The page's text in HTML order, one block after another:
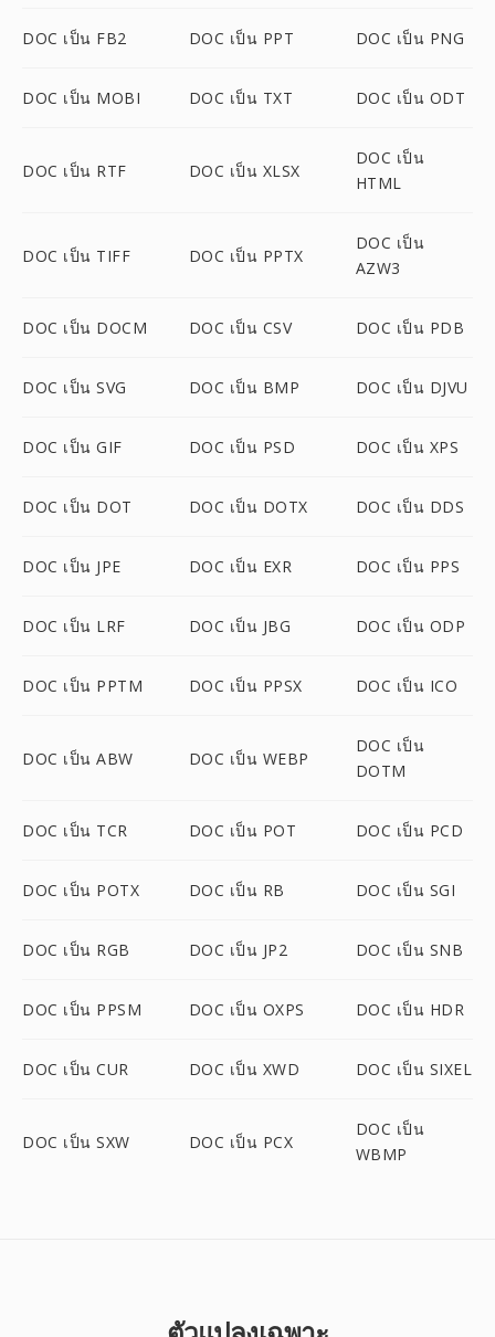
DOC เป็น FB2 DOC เป็น PPT DOC เป็น PNG
DOC เป็น MOBI DOC เป็น TXT DOC เป็น ODT
DOC เป็น RTF DOC เป็น XLSX
DOC เป็น
HTML
DOC เป็น TIFF DOC เป็น PPTX
DOC เป็น
AZW3
DOC เป็น DOCM DOC เป็น CSV DOC เป็น PDB
DOC เป็น SVG DOC เป็น BMP DOC เป็น DJVU
DOC เป็น GIF DOC เป็น PSD DOC เป็น XPS
DOC เป็น DOT DOC เป็น DOTX DOC เป็น DDS
DOC เป็น JPE DOC เป็น EXR DOC เป็น PPS
DOC เป็น LRF DOC เป็น JBG DOC เป็น ODP
DOC เป็น PPTM DOC เป็น PPSX DOC เป็น ICO
DOC เป็น ABW DOC เป็น WEBP
DOC เป็น
DOTM
DOC เป็น TCR DOC เป็น POT DOC เป็น PCD
DOC เป็น POTX DOC เป็น RB DOC เป็น SGI
DOC เป็น RGB DOC เป็น JP2 DOC เป็น SNB
DOC เป็น PPSM DOC เป็น OXPS DOC เป็น HDR
DOC เป็น CUR DOC เป็น XWD DOC เป็น SIXEL
DOC เป็น SXW DOC เป็น PCX
DOC เป็น
WBMP